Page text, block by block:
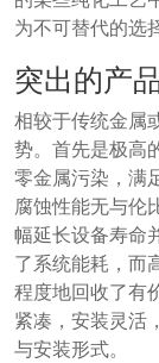
为不可替代的选
突出的产
相较于传统金属
势。首先是极高
零金属污染，满
腐蚀性能无与伦
幅延长设备寿命
了系统能耗，而
程度地回收了有
紧凑，安装灵活
与安装形式。